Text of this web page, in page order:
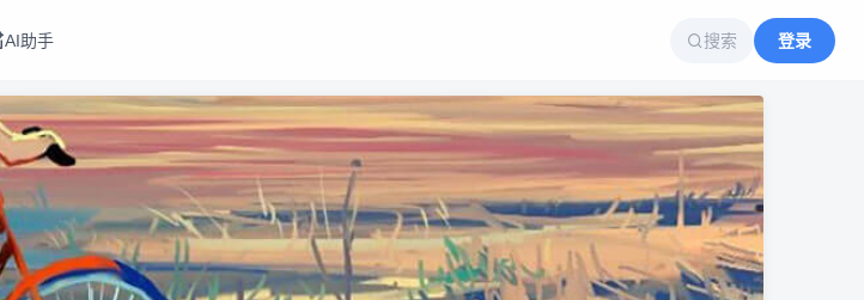
AI助手 搜索 登录